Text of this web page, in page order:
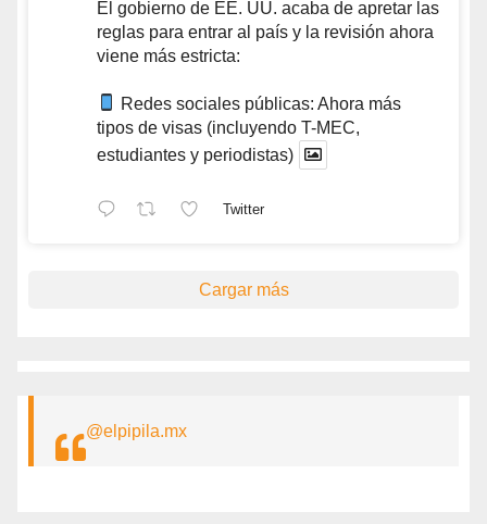
El gobierno de EE. UU. acaba de apretar las
reglas para entrar al país y la revisión ahora
viene más estricta:
Redes sociales públicas: Ahora más
tipos de visas (incluyendo T-MEC,
estudiantes y periodistas)
Twitter
Cargar más
@elpipila.mx